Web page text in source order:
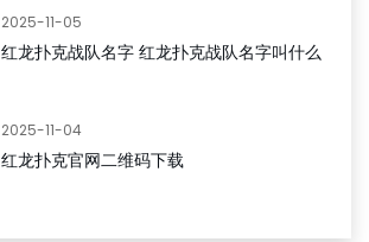
2025-11-05
红龙扑克战队名字 红龙扑克战队名字叫什么
2025-11-04
红龙扑克官网二维码下载